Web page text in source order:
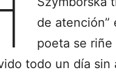
de atención”
poeta se riñe
todo un día sin